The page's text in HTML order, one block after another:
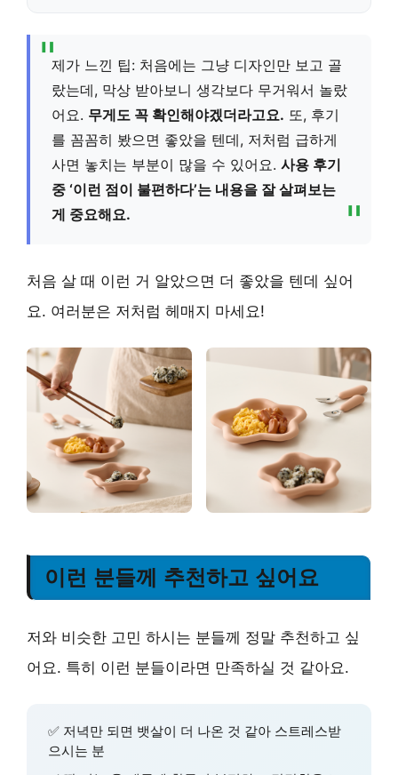
제가 느낀 팁: 처음에는 그냥 디자인만 보고 골
랐는데, 막상 받아보니 생각보다 무거워서 놀랐
어요. 무게도 꼭 확인해야겠더라고요. 또, 후기
를 꼼꼼히 봤으면 좋았을 텐데, 저처럼 급하게
사면 놓치는 부분이 많을 수 있어요. 사용 후기
중 ‘이런 점이 불편하다’는 내용을 잘 살펴보는
게 중요해요.
처음 살 때 이런 거 알았으면 더 좋았을 텐데 싶어
요. 여러분은 저처럼 헤매지 마세요!
이런 분들께 추천하고 싶어요
저와 비슷한 고민 하시는 분들께 정말 추천하고 싶
어요. 특히 이런 분들이라면 만족하실 것 같아요.
✅ 저녁만 되면 뱃살이 더 나온 것 같아 스트레스받
으시는 분